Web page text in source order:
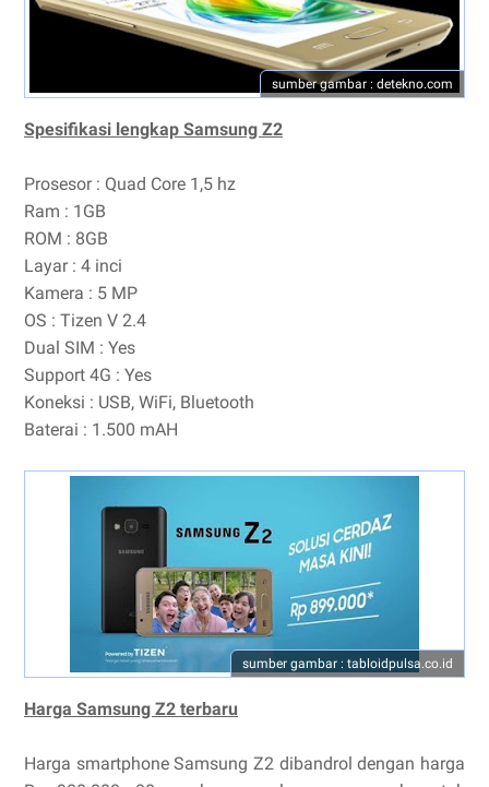
sumber gambar : detekno.com
Spesifikasi lengkap Samsung Z2
Prosesor : Quad Core 1,5 hz
Ram : 1GB
ROM : 8GB
Layar : 4 inci
Kamera : 5 MP
OS : Tizen V 2.4
Dual SIM : Yes
Support 4G : Yes
Koneksi : USB, WiFi, Bluetooth
Baterai : 1.500 mAH
sumber gambar : tabloidpulsa.co.id
Harga Samsung Z2 terbaru
Harga smartphone Samsung Z2 dibandrol dengan harga